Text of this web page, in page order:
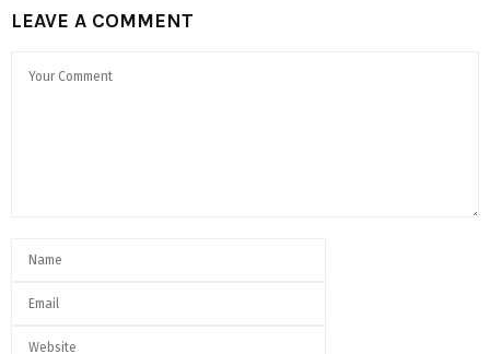
LEAVE A COMMENT